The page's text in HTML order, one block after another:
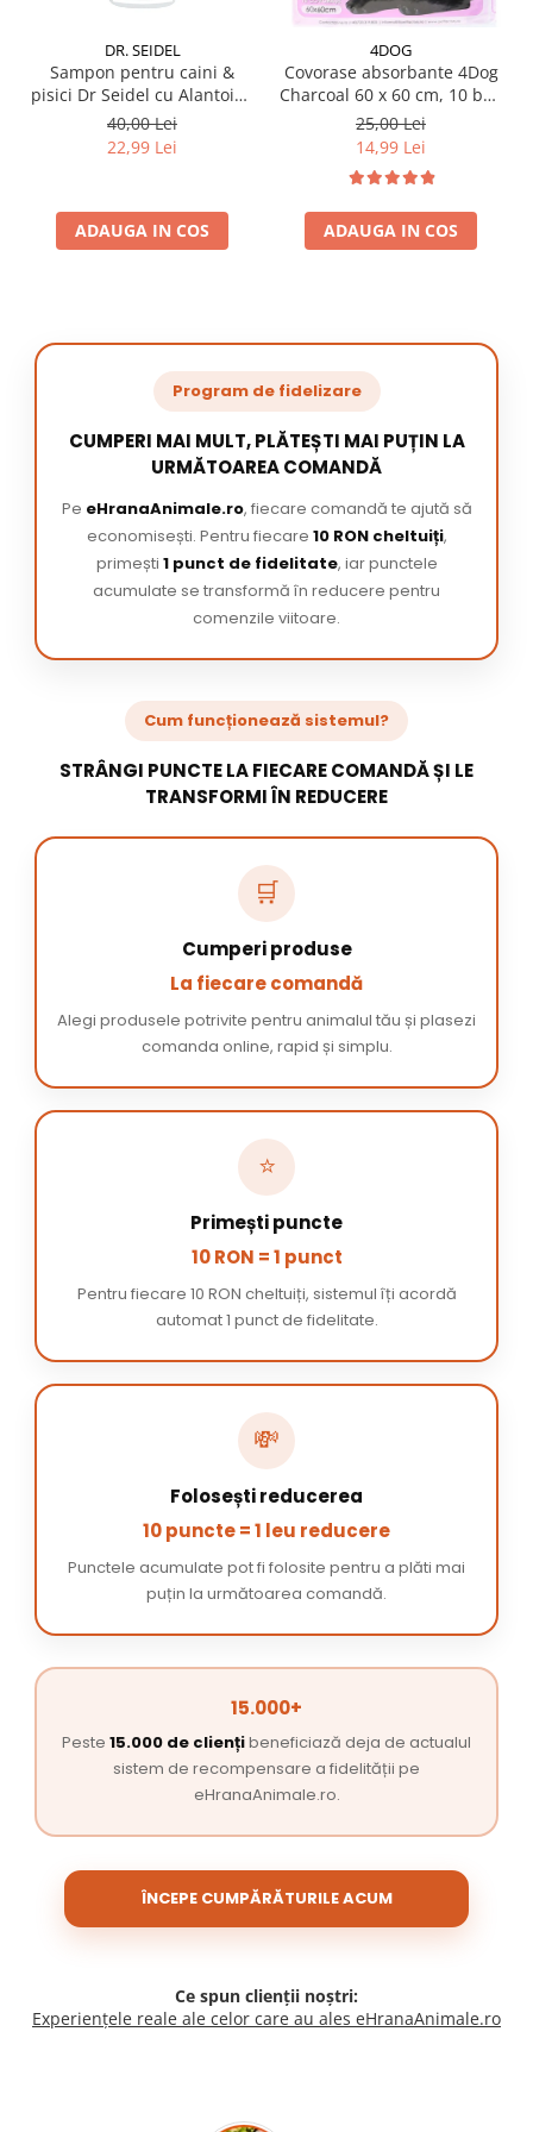
DR. SEIDEL
Sampon pentru caini &
pisici Dr Seidel cu Alantoina
220 ml
40,00 Lei
22,99 Lei
ADAUGA IN COS
4DOG
Covorase absorbante 4Dog
Charcoal 60 x 60 cm, 10 buc
/ pachet
25,00 Lei
14,99 Lei
ADAUGA IN COS
Program de fidelizare
CUMPERI MAI MULT, PLĂTEȘTI MAI PUȚIN LA
URMĂTOAREA COMANDĂ
Pe eHranaAnimale.ro, fiecare comandă te ajută să
economisești. Pentru fiecare 10 RON cheltuiți,
primești 1 punct de fidelitate, iar punctele
acumulate se transformă în reducere pentru
comenzile viitoare.
Cum funcționează sistemul?
STRÂNGI PUNCTE LA FIECARE COMANDĂ ȘI LE
TRANSFORMI ÎN REDUCERE
🛒
Cumperi produse
La fiecare comandă
Alegi produsele potrivite pentru animalul tău și plasezi
comanda online, rapid și simplu.
⭐
Primești puncte
10 RON = 1 punct
Pentru fiecare 10 RON cheltuiți, sistemul îți acordă
automat 1 punct de fidelitate.
💸
Folosești reducerea
10 puncte = 1 leu reducere
Punctele acumulate pot fi folosite pentru a plăti mai
puțin la următoarea comandă.
15.000+
Peste 15.000 de cliențibeneficiază deja de actualul
sistem de recompensare a fidelității pe
eHranaAnimale.ro.
ÎNCEPE CUMPĂRĂTURILE ACUM
Ce spun clienții noștri:
Experiențele reale ale celor care au ales eHranaAnimale.ro